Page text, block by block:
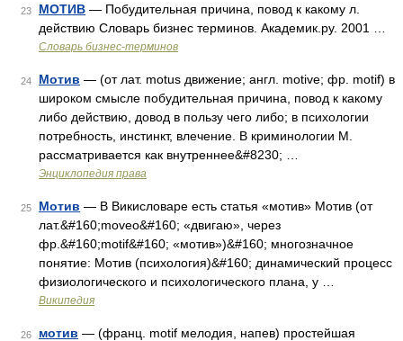
23 МОТИВ — Побудительная причина, повод к какому л.
действию Словарь бизнес терминов. Академик.ру. 2001 …
Словарь бизнес-терминов
24 Мотив — (от лат. motus движение; англ. motive; фр. motif) в
широком смысле побудительная причина, повод к какому
либо действию, довод в пользу чего либо; в психологии
потребность, инстинкт, влечение. В криминологии М.
рассматривается как внутреннее&#8230; …
Энциклопедия права
25 Мотив — В Викисловаре есть статья «мотив» Мотив (от
лат.&#160;moveo&#160; «двигаю», через
фр.&#160;motif&#160; «мотив»)&#160; многозначное
понятие: Мотив (психология)&#160; динамический процесс
физиологического и психологического плана, у …
Википедия
26 мотив — (франц. motif мелодия, напев) простейшая